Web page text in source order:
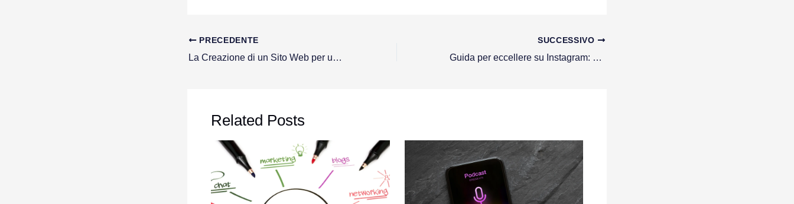
PRECEDENTE
La Creazione di un Sito Web per una Parrocchia
SUCCESSIVO
Guida per eccellere su Instagram: Consigli e Idee Vincenti
Related Posts